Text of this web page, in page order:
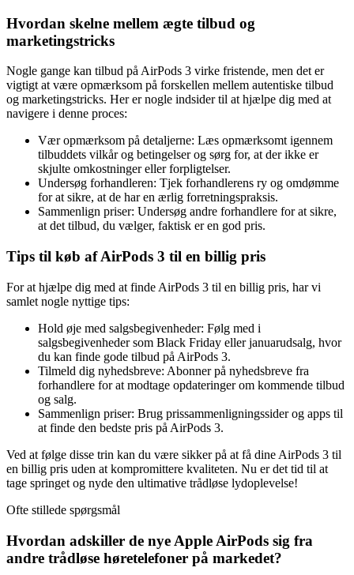
Hvordan skelne mellem ægte tilbud og
marketingstricks
Nogle gange kan tilbud på AirPods 3 virke fristende, men det er
vigtigt at være opmærksom på forskellen mellem autentiske tilbud
og marketingstricks. Her er nogle indsider til at hjælpe dig med at
navigere i denne proces:
Vær opmærksom på detaljerne: Læs opmærksomt igennem
tilbuddets vilkår og betingelser og sørg for, at der ikke er
skjulte omkostninger eller forpligtelser.
Undersøg forhandleren: Tjek forhandlerens ry og omdømme
for at sikre, at de har en ærlig forretningspraksis.
Sammenlign priser: Undersøg andre forhandlere for at sikre,
at det tilbud, du vælger, faktisk er en god pris.
Tips til køb af AirPods 3 til en billig pris
For at hjælpe dig med at finde AirPods 3 til en billig pris, har vi
samlet nogle nyttige tips:
Hold øje med salgsbegivenheder: Følg med i
salgsbegivenheder som Black Friday eller januarudsalg, hvor
du kan finde gode tilbud på AirPods 3.
Tilmeld dig nyhedsbreve: Abonner på nyhedsbreve fra
forhandlere for at modtage opdateringer om kommende tilbud
og salg.
Sammenlign priser: Brug prissammenligningssider og apps til
at finde den bedste pris på AirPods 3.
Ved at følge disse trin kan du være sikker på at få dine AirPods 3 til
en billig pris uden at kompromittere kvaliteten. Nu er det tid til at
tage springet og nyde den ultimative trådløse lydoplevelse!
Ofte stillede spørgsmål
Hvordan adskiller de nye Apple AirPods sig fra
andre trådløse høretelefoner på markedet?